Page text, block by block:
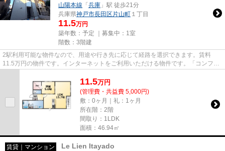
山陽本線 「 兵庫 」駅 徒歩21分
兵庫県神戸市長田区 片山町 １丁目
11.5万円
築年数：予定 ｜募集中： 1室
階数：3階建
2駅利用可能な物件なので、用途や行き先に応じて経路を選択できます。賃料
11.5万円の物件です。インターネットをご利用いただける物件です。「コンフォ
11.5万円
(管理費・共益費 5,000円)
敷：0ヶ月｜礼：1ヶ月
所在階：2階
間取り：1LDK
面積：46.94㎡
賃貸｜マンション Le Lien Itayado